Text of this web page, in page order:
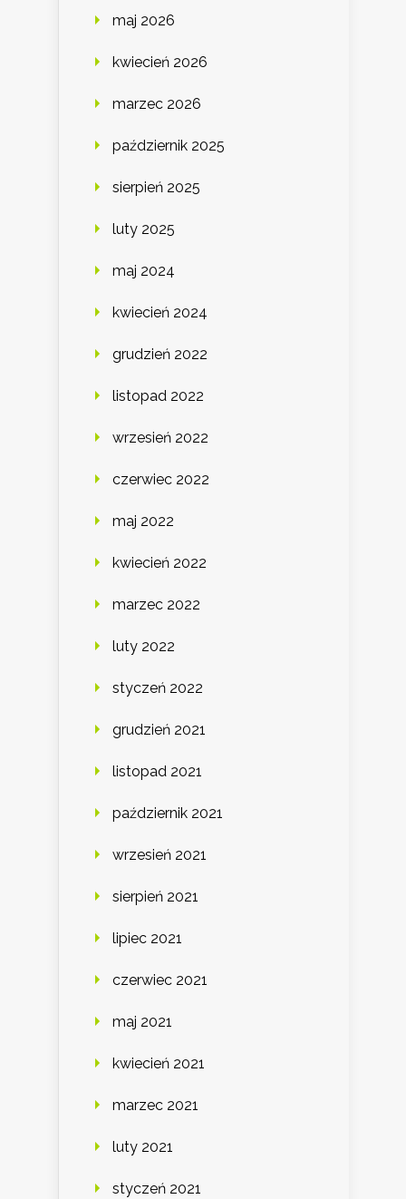
maj 2026
kwiecień 2026
marzec 2026
październik 2025
sierpień 2025
luty 2025
maj 2024
kwiecień 2024
grudzień 2022
listopad 2022
wrzesień 2022
czerwiec 2022
maj 2022
kwiecień 2022
marzec 2022
luty 2022
styczeń 2022
grudzień 2021
listopad 2021
październik 2021
wrzesień 2021
sierpień 2021
lipiec 2021
czerwiec 2021
maj 2021
kwiecień 2021
marzec 2021
luty 2021
styczeń 2021